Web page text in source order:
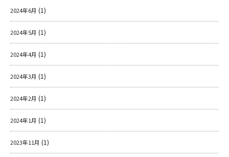
2024年6月 (1)
2024年5月 (1)
2024年4月 (1)
2024年3月 (1)
2024年2月 (1)
2024年1月 (1)
2023年11月 (1)